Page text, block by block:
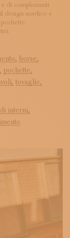
di complementi
design nordico e
borse,
pochette,
tovaglie,
interni,